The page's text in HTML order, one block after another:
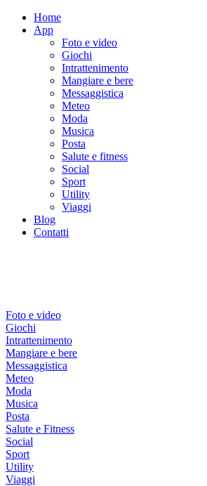
Home
App
Foto e video
Giochi
Intrattenimento
Mangiare e bere
Messaggistica
Meteo
Moda
Musica
Posta
Salute e fitness
Social
Sport
Utility
Viaggi
Blog
Contatti
Foto e video
Giochi
Intrattenimento
Mangiare e bere
Messaggistica
Meteo
Moda
Musica
Posta
Salute e Fitness
Social
Sport
Utility
Viaggi